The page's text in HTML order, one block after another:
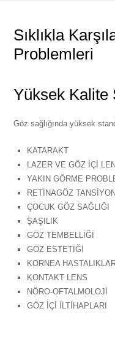
Sıklıkla
Problemleri
Yüksek Kalite
Göz sağlığında yüksek
KATARAKT
LAZER VE GÖZ İÇİ
YAKIN GÖRME
RETİNAGÖZ
ÇOCUK GÖZ SAĞLIĞI
ŞAŞILIK
GÖZ TEMBELLİĞİ
GÖZ ESTETİĞİ
KORNEA
KONTAKT LENS
NÖRO-OFTALMOLOJİ
GÖZ İÇİ İLTİHAPLARI